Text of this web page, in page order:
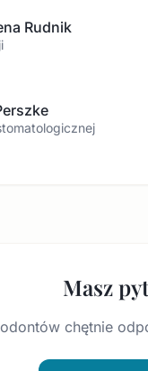
Rudnik
Masz
chętnie